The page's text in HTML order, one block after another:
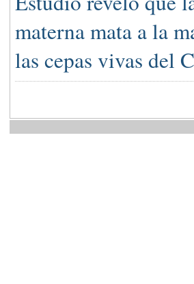
materna mata a la
las cepas vivas del